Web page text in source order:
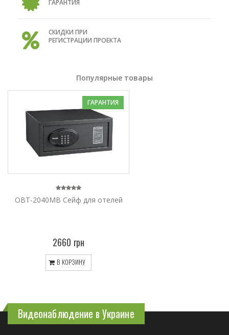
ГАРАНТИЯ
СКИДКИ ПРИ
РЕГИСТРАЦИИ ПРОЕКТА
Популярные товары
ГАРАНТИЯ
OBT-2040MB Сейф для отелей
2660 грн
В КОРЗИНУ
Видеонаблюдение в Украине